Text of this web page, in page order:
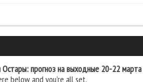
прогноз на выходные 20-22 марта
below and you’re all set.